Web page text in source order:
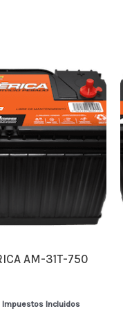
AM-31T-750
Impuestos Incluidos